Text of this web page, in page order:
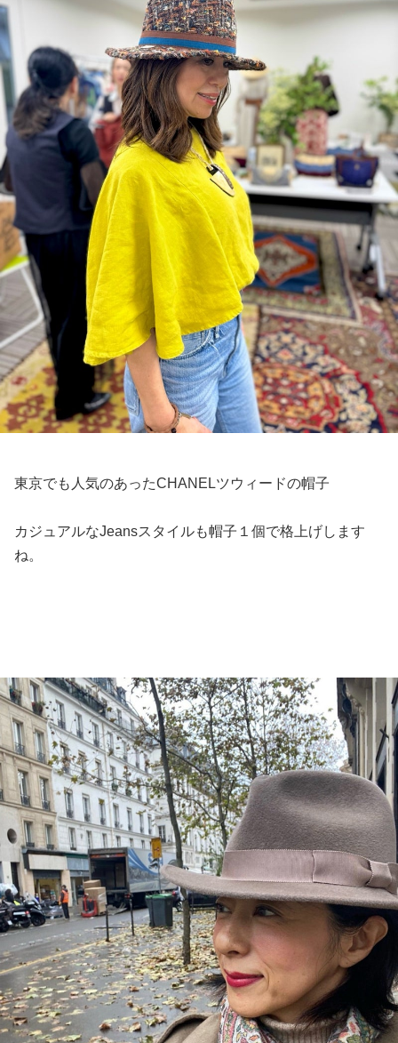
東京でも人気のあったCHANELツウィードの帽子
カジュアルなJeansスタイルも帽子１個で格上げします
ね。